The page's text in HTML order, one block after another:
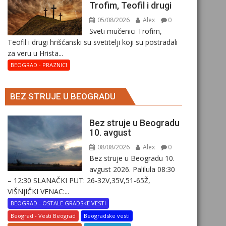
Trofim, Teofil i drugi
05/08/2026 Alex 0
Sveti mučenici Trofim,
Teofil i drugi hrišćanski su svetitelji koji su postradali
za veru u Hrista...
BEOGRAD - PRAZNICI
BEZ STRUJE U BEOGRADU
Bez struje u Beogradu
10. avgust
08/08/2026 Alex 0
Bez struje u Beogradu 10.
avgust 2026. Palilula 08:30
– 12:30 SLANAČKI PUT: 26-32V,35V,51-65Ž,
VIŠNjIČKI VENAC:...
BEOGRAD - OSTALE GRADSKE VESTI
Beograd - Vesti Beograd
Beogradske vesti